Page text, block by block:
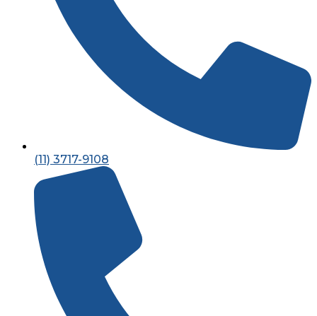
(11) 3717-9108